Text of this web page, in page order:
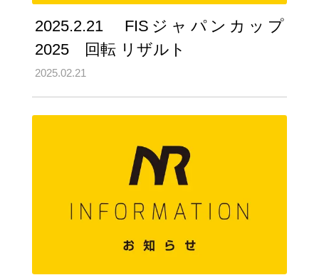
2025.2.21 FISジャパンカップ
2025 回転 リザルト
2025.02.21